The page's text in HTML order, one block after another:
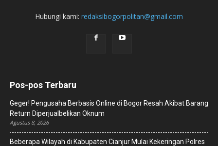
Hubungi kami: redaksibogorpolitan@gmail.com
Pos-pos Terbaru
Geger! Pengusaha Berbasis Online di Bogor Resah Akibat Barang
Return Diperjualbelikan Oknum
Agustus 8, 2026
Beberapa Wilayah di Kabupaten Cianjur Mulai Kekeringan Polres